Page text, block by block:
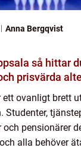
Anna Bergqvist
du god mat,
prisvärda
ett ovanligt brett
Studenter,
pensionärer
alla behöver